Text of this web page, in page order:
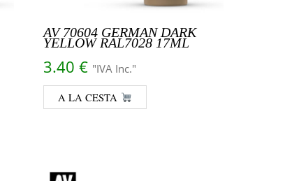
AV 70604 GERMAN DARK
YELLOW RAL7028 17ML
3.40 € "IVA Inc."
A LA CESTA